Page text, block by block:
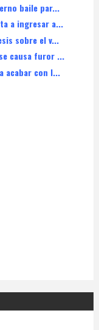
baile par...
a ingresar a...
sobre el v...
causa furor ...
acabar con l...